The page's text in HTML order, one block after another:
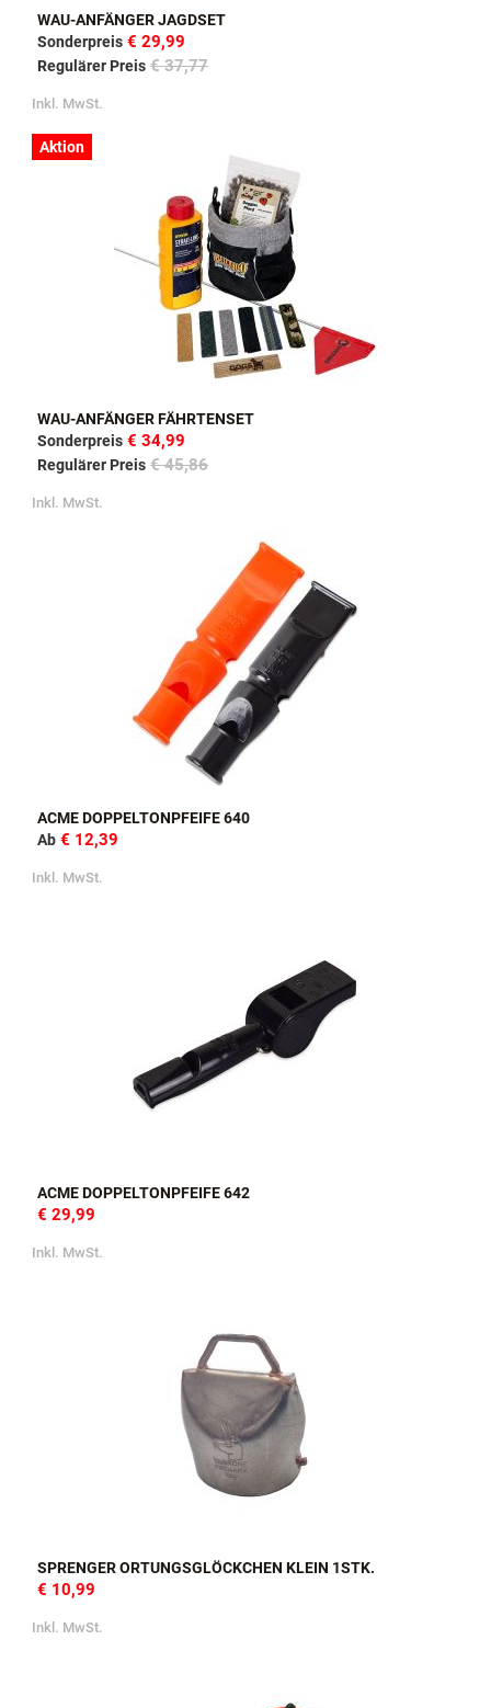
WAU-ANFÄNGER JAGDSET
Sonderpreis € 29,99
Regulärer Preis € 37,77
Inkl. MwSt.
Aktion
WAU-ANFÄNGER FÄHRTENSET
Sonderpreis € 34,99
Regulärer Preis € 45,86
Inkl. MwSt.
ACME DOPPELTONPFEIFE 640
Ab € 12,39
Inkl. MwSt.
ACME DOPPELTONPFEIFE 642
€ 29,99
Inkl. MwSt.
SPRENGER ORTUNGSGLÖCKCHEN KLEIN 1STK.
€ 10,99
Inkl. MwSt.